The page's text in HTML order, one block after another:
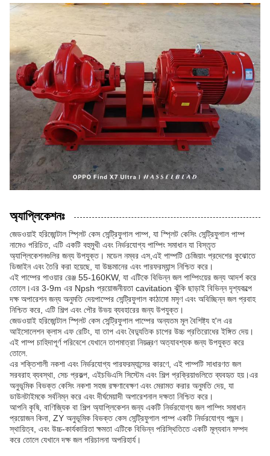
অ্যাপ্লিকেশনঃ
জেডওয়াই হরিজোন্টাল স্প্লিট কেস সেন্ট্রিফুগাল পাম্প, যা স্প্লিট কেসিং সেন্ট্রিফুগাল পাম্প
নামেও পরিচিত, এটি একটি বহুমুখী এবং নির্ভরযোগ্য পাম্পিং সমাধান যা বিস্তৃত
অ্যাপ্লিকেশনগুলির জন্য উপযুক্ত। মডেল নম্বর এস,এই পাম্পটি চেজিয়াং প্রদেশের কুঝোতে
ডিজাইন এবং তৈরি করা হয়েছে, যা উচ্চমানের এবং পারফরম্যান্স নিশ্চিত করে।
এই পাম্পের পাওয়ার রেঞ্জ 55-160KW, যা এটিকে বিভিন্ন জল পাম্পিংয়ের জন্য আদর্শ করে
তোলে।এর 3-9m এর Npsh প্রয়োজনীয়তা cavitation ঝুঁকি ছাড়াই বিভিন্ন দৃশ্যকল্পে
দক্ষ অপারেশন জন্য অনুমতি দেয়পাম্পের সেন্ট্রিফুগাল কাঠামো মসৃণ এবং অবিচ্ছিন্ন জল প্রবাহ
নিশ্চিত করে, এটি শিল্প এবং পৌর উভয় ব্যবহারের জন্য উপযুক্ত।
জেডওয়াই হরিজোন্টাল স্প্লিট কেস সেন্ট্রিফুগাল পাম্পের অন্যতম মূল বৈশিষ্ট্য হ'ল এর
আইসোলেশন ক্লাস এফ রেটিং, যা তাপ এবং বৈদ্যুতিক চাপের উচ্চ প্রতিরোধের ইঙ্গিত দেয়।
এই পাম্প চাহিদাপূর্ণ পরিবেশে যেখানে তাপমাত্রা নিয়ন্ত্রণ অত্যাবশ্যক জন্য উপযুক্ত করে
তোলে.
এর শক্তিশালী নকশা এবং নির্ভরযোগ্য পারফরম্যান্সের কারণে, এই পাম্পটি সাধারণত জল
সরবরাহ ব্যবস্থা, সেচ প্রকল্প, এইচভিএসি সিস্টেম এবং শিল্প প্রক্রিয়াগুলিতে ব্যবহৃত হয়।এর
অনুভূমিক বিভক্ত কেসিং নকশা সহজ রক্ষণাবেক্ষণ এবং মেরামত করার অনুমতি দেয়, যা
ডাউনটাইমকে সর্বনিম্ন করে এবং দীর্ঘমেয়াদী অপারেশনাল দক্ষতা নিশ্চিত করে।
আপনি কৃষি, বাণিজ্যিক বা শিল্প অ্যাপ্লিকেশন জন্য একটি নির্ভরযোগ্য জল পাম্পিং সমাধান
প্রয়োজন কিনা, ZY অনুভূমিক বিভক্ত কেস সেন্ট্রিফুগাল পাম্প একটি নির্ভরযোগ্য পছন্দ।
স্থায়িত্ব, এবং উচ্চ-কার্যকারিতা ক্ষমতা এটিকে বিভিন্ন পরিস্থিতিতে একটি মূল্যবান সম্পদ
করে তোলে যেখানে দক্ষ জল পরিচালনা অপরিহার্য।